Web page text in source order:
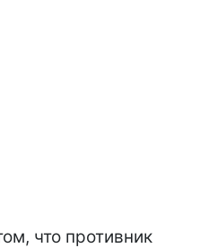
что противник